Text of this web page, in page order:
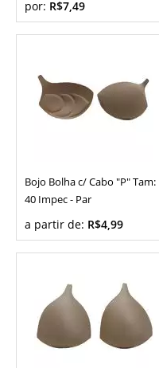
por: R$7,49
Bojo Bolha c/ Cabo "P" Tam:
40 Impec - Par
a partir de: R$4,99